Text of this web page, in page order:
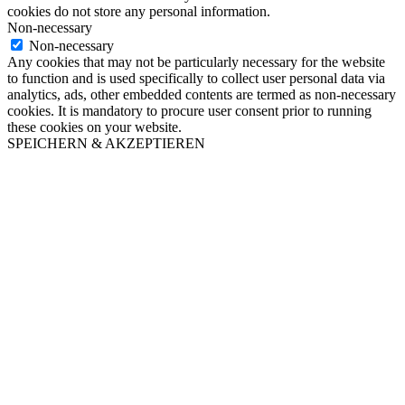
cookies do not store any personal information.
Non-necessary
Non-necessary
Any cookies that may not be particularly necessary for the website
to function and is used specifically to collect user personal data via
analytics, ads, other embedded contents are termed as non-necessary
cookies. It is mandatory to procure user consent prior to running
these cookies on your website.
SPEICHERN & AKZEPTIEREN